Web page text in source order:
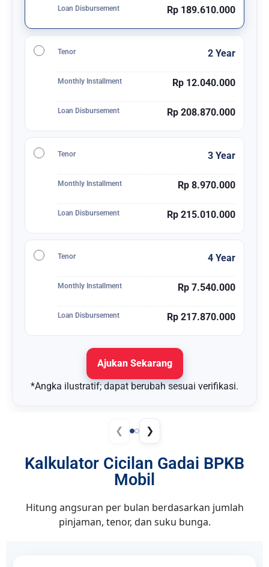
Loan Disbursement Rp 189.610.000
Tenor 2 Year
Monthly Installment Rp 12.040.000
Loan Disbursement Rp 208.870.000
Tenor 3 Year
Monthly Installment Rp 8.970.000
Loan Disbursement Rp 215.010.000
Tenor 4 Year
Monthly Installment Rp 7.540.000
Loan Disbursement Rp 217.870.000
Ajukan Sekarang
*Angka ilustratif; dapat berubah sesuai verifikasi.
❮ ❯
Kalkulator Cicilan Gadai BPKB
Mobil
Hitung angsuran per bulan berdasarkan jumlah
pinjaman, tenor, dan suku bunga.